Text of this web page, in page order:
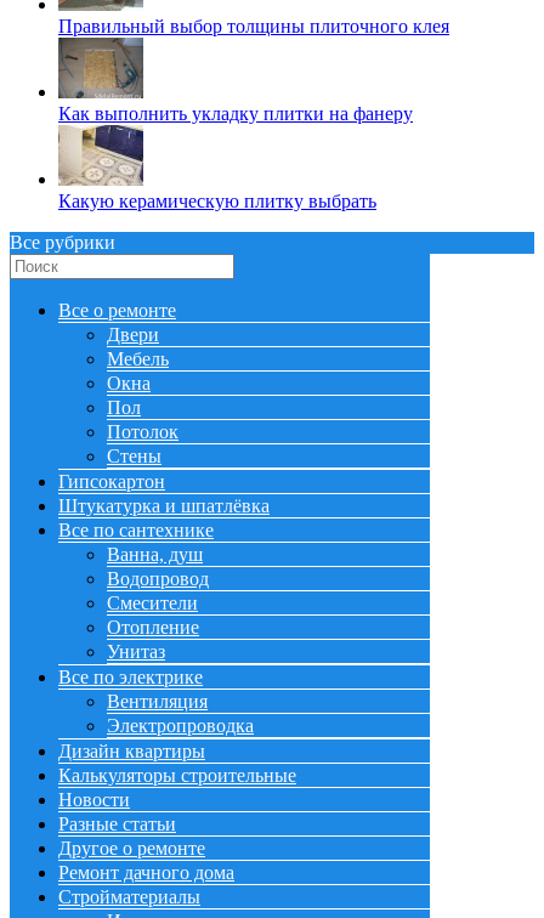
Правильный выбор толщины плиточного клея
Как выполнить укладку плитки на фанеру
Какую керамическую плитку выбрать
Все рубрики
Все о ремонте
Двери
Мебель
Окна
Пол
Потолок
Стены
Гипсокартон
Штукатурка и шпатлёвка
Все по сантехнике
Ванна, душ
Водопровод
Смесители
Отопление
Унитаз
Все по электрике
Вентиляция
Электропроводка
Дизайн квартиры
Калькуляторы строительные
Новости
Разные статьи
Другое о ремонте
Ремонт дачного дома
Стройматериалы